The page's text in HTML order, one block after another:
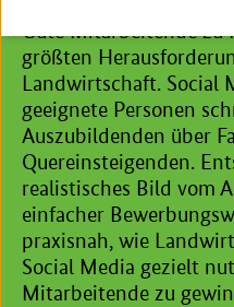
Gute Mitarbeitende zu
größten
Landwirtschaft. Social
geeignete Personen
Auszubildenden über
Quereinsteigenden.
realistisches Bild vom
einfacher
praxisnah, wie
Social Media gezielt
Mitarbeitende zu